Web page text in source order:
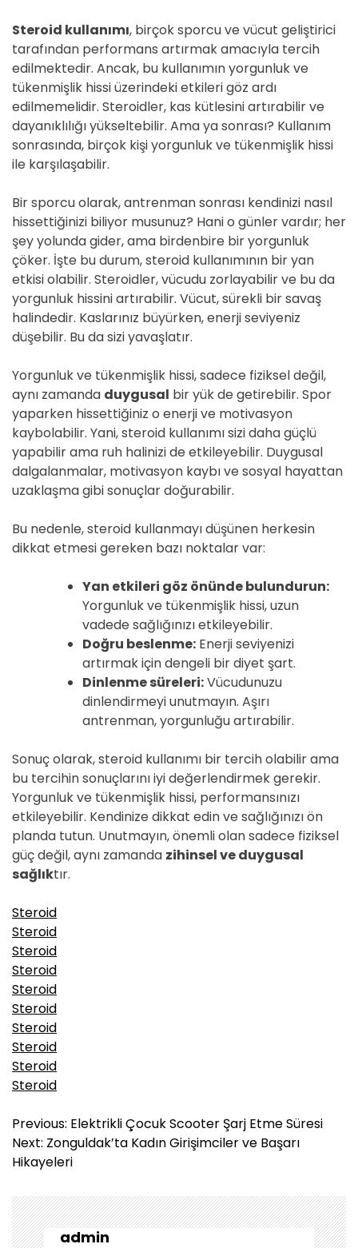
Steroid kullanımı, birçok sporcu ve vücut geliştirici
tarafından performans artırmak amacıyla tercih
edilmektedir. Ancak, bu kullanımın yorgunluk ve
tükenmişlik hissi üzerindeki etkileri göz ardı
edilmemelidir. Steroidler, kas kütlesini artırabilir ve
dayanıklılığı yükseltebilir. Ama ya sonrası? Kullanım
sonrasında, birçok kişi yorgunluk ve tükenmişlik hissi
ile karşılaşabilir.
Bir sporcu olarak, antrenman sonrası kendinizi nasıl
hissettiğinizi biliyor musunuz? Hani o günler vardır; her
şey yolunda gider, ama birdenbire bir yorgunluk
çöker. İşte bu durum, steroid kullanımının bir yan
etkisi olabilir. Steroidler, vücudu zorlayabilir ve bu da
yorgunluk hissini artırabilir. Vücut, sürekli bir savaş
halindedir. Kaslarınız büyürken, enerji seviyeniz
düşebilir. Bu da sizi yavaşlatır.
Yorgunluk ve tükenmişlik hissi, sadece fiziksel değil,
aynı zamanda duygusal bir yük de getirebilir. Spor
yaparken hissettiğiniz o enerji ve motivasyon
kaybolabilir. Yani, steroid kullanımı sizi daha güçlü
yapabilir ama ruh halinizi de etkileyebilir. Duygusal
dalgalanmalar, motivasyon kaybı ve sosyal hayattan
uzaklaşma gibi sonuçlar doğurabilir.
Bu nedenle, steroid kullanmayı düşünen herkesin
dikkat etmesi gereken bazı noktalar var:
Yan etkileri göz önünde bulundurun:
Yorgunluk ve tükenmişlik hissi, uzun
vadede sağlığınızı etkileyebilir.
Doğru beslenme: Enerji seviyenizi
artırmak için dengeli bir diyet şart.
Dinlenme süreleri:Vücudunuzu
dinlendirmeyi unutmayın. Aşırı
antrenman, yorgunluğu artırabilir.
Sonuç olarak, steroid kullanımı bir tercih olabilir ama
bu tercihin sonuçlarını iyi değerlendirmek gerekir.
Yorgunluk ve tükenmişlik hissi, performansınızı
etkileyebilir. Kendinize dikkat edin ve sağlığınızı ön
planda tutun. Unutmayın, önemli olan sadece fiziksel
güç değil, aynı zamanda zihinsel ve duygusal
sağlıktır.
Steroid
Steroid
Steroid
Steroid
Steroid
Steroid
Steroid
Steroid
Steroid
Steroid
Y
a
z
g
e
z
Previous: Elektrikli Çocuk Scooter Şarj Etme Süresi
Next: Zonguldak’ta Kadın Girişimciler ve Başarı
Hikayeleri
admin